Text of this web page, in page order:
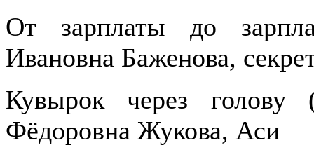
От зарплаты до
Ивановна Баженова,
Кувырок через голову
Фёдоровна Жукова, Аси